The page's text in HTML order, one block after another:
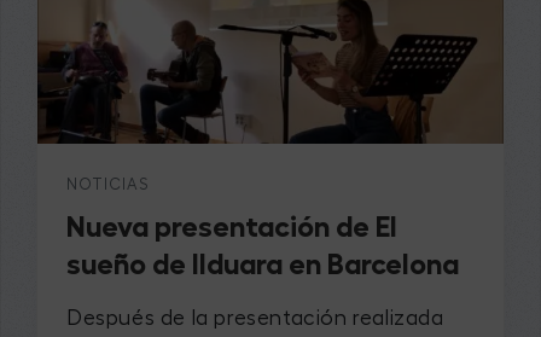
NOTICIAS
Nueva presentación de El
sueño de Ilduara en Barcelona
Después de la presentación realizada